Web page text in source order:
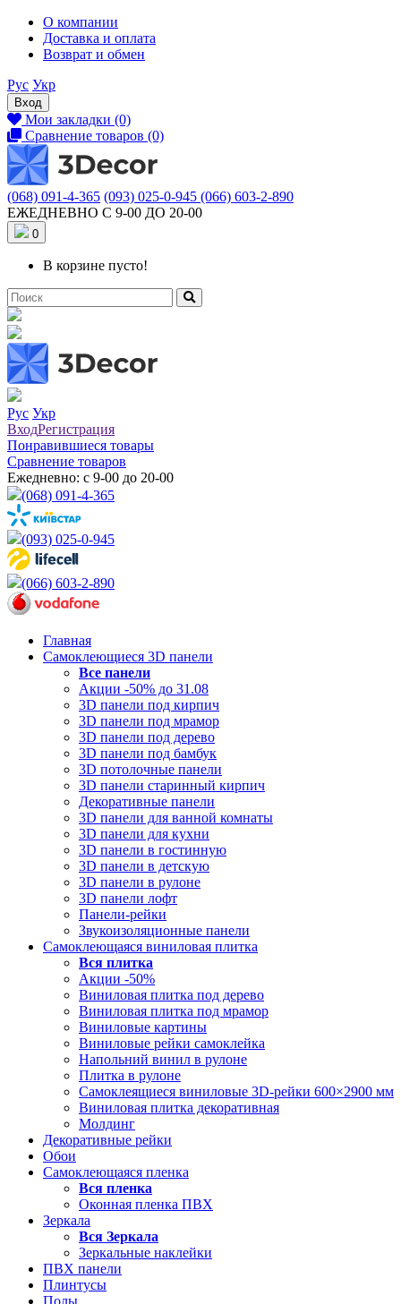
О компании
Доставка и оплата
Возврат и обмен
Рус Укр
Вход
Мои закладки (0)
Сравнение товаров (0)
(068) 091-4-365 (093) 025-0-945 (066) 603-2-890
ЕЖЕДНЕВНО С 9-00 ДО 20-00
0
В корзине пусто!
Рус Укр
ВходРегистрация
Понравившиеся товары
Сравнение товаров
Ежедневно: с 9-00 до 20-00
(068) 091-4-365
(093) 025-0-945
(066) 603-2-890
Главная
Самоклеющиеся 3D панели
Все панели
Акции -50% до 31.08
3D панели под кирпич
3D панели под мрамор
3D панели под дерево
3D панели под бамбук
3D потолочные панели
3D панели старинный кирпич
Декоративные панели
3D панели для ванной комнаты
3D панели для кухни
3D панели в гостинную
3D панели в детскую
3D панели в рулоне
3D панели лофт
Панели-рейки
Звукоизоляционные панели
Самоклеющаяся виниловая плитка
Вся плитка
Акции -50%
Виниловая плитка под дерево
Виниловая плитка под мрамор
Виниловые картины
Виниловые рейки самоклейка
Напольний винил в рулоне
Плитка в рулоне
Самоклеящиеся виниловые 3D‑рейки 600×2900 мм
Виниловая плитка декоративная
Молдинг
Декоративные рейки
Обои
Самоклеющаяся пленка
Вся пленка
Оконная пленка ПВХ
Зеркала
Вся Зеркала
Зеркальные наклейки
ПВХ панели
Плинтусы
Полы